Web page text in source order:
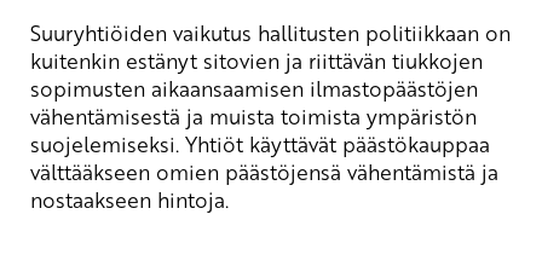
Suuryhtiöiden vaikutus hallitusten politiikkaan on
kuitenkin estänyt sitovien ja riittävän tiukkojen
sopimusten aikaansaamisen ilmastopäästöjen
vähentämisestä ja muista toimista ympäristön
suojelemiseksi. Yhtiöt käyttävät päästökauppaa
välttääkseen omien päästöjensä vähentämistä ja
nostaakseen hintoja.